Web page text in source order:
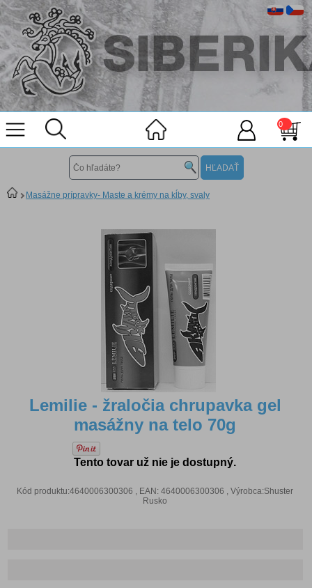
0
Masážne prípravky- Maste a krémy na kĺby, svaly
Lemilie - žraločia chrupavka gel
masážny na telo 70g
Tento tovar už nie je dostupný.
Kód produktu:4640006300306 , EAN: 4640006300306 , Výrobca:Shuster
Rusko